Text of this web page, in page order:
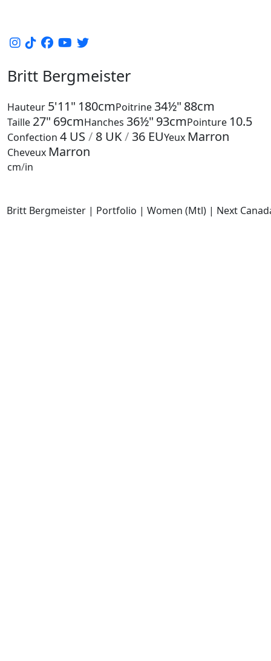
Britt Bergmeister
Hauteur 5'11" 180cmPoitrine 34½" 88cm
Taille 27" 69cmHanches 36½" 93cmPointure 10.5
Confection 4 US / 8 UK/ 36 EUYeux Marron
Cheveux Marron
cm/in